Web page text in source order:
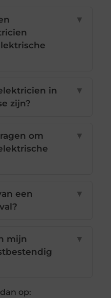
▼
in
zijn?
▼
om
▼
een
▼
mijn
▼
op: